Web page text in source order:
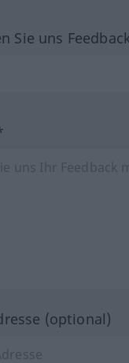
Sie uns
(optional)